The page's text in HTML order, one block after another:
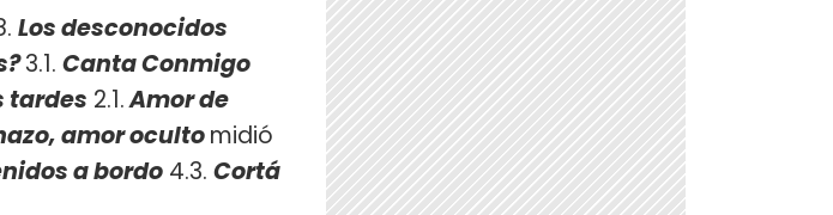
Los desconocidos
3.1. Canta Conmigo
tardes 2.1.Amor de
amor ocultomidió
a bordo 4.3. Cortá